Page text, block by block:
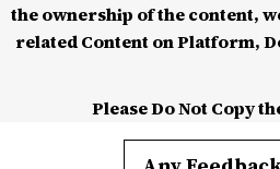
the ownership of the content,
related Content on Platform,
Please Do Not Copy